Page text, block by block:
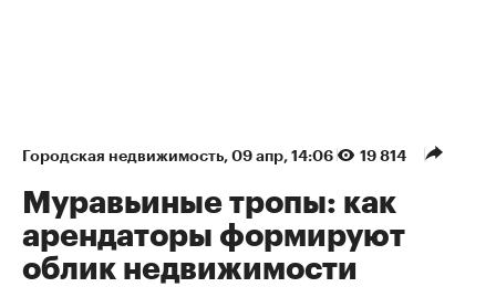
Городская недвижимость⁠, 09 апр, 14:06 19 814
Муравьиные тропы: как
арендаторы формируют
облик недвижимости